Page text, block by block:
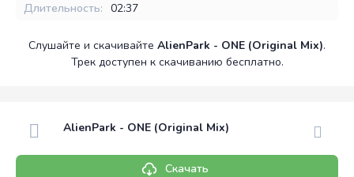
Длительность: 02:37
Слушайте и скачивайте AlienPark - ONE (Original Mix).
Трек доступен к скачиванию бесплатно.
AlienPark - ONE (Original Mix)
Скачать